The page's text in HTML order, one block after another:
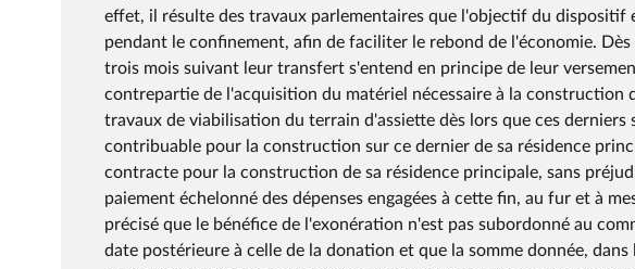
effet, il résulte des travaux parlementaires que l'objectif du dispositif
pendant le confinement, afin de faciliter le rebond de l'économie.
trois mois suivant leur transfert s'entend en principe de leur
contrepartie de l'acquisition du matériel nécessaire à la construction
travaux de viabilisation du terrain d'assiette dès lors que ces derniers
contribuable pour la construction sur ce dernier de sa résidence
contracte pour la construction de sa résidence principale, sans
paiement échelonné des dépenses engagées à cette fin, au fur et à
précisé que le bénéfice de l'exonération n'est pas subordonné au
date postérieure à celle de la donation et que la somme donnée,